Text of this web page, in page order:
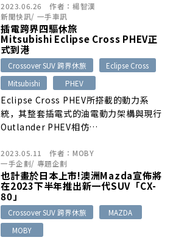
2023.06.26 作者： 楊智漢
新聞快訊/ 一手車訊
插電跨界四驅休旅
Mitsubishi Eclipse Cross PHEV正
式到港
Crossover SUV 跨界休旅
Eclipse Cross
Mitsubishi
PHEV
Eclipse Cross PHEV所搭載的動力系
統，其整套插電式的油電動力架構與現行
Outlander PHEV相仿…
2023.05.11 作者： MOBY
一手企劃/ 專題企劃
也計畫於日本上市!澳洲Mazda宣佈將
在2023下半年推出新一代SUV「CX-
80」
Crossover SUV 跨界休旅
MAZDA
MOBY